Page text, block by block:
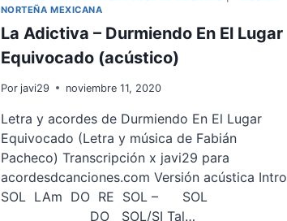
NORTEÑA MEXICANA
La Adictiva – Durmiendo En El Lugar
Equivocado (acústico)
Por javi29 noviembre 11, 2020
Letra y acordes de Durmiendo En El Lugar
Equivocado (Letra y música de Fabián
Pacheco) Transcripción x javi29 para
acordesdcanciones.com Versión acústica Intro
SOL LAm DO RE SOL – SOL
DO SOL/SI Tal…